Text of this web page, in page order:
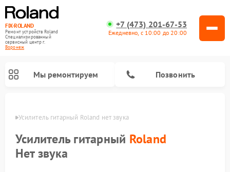
FIX-ROLAND
Ремонт устройств Roland
Специализированный
cервисный центр г.
Воронеж
+7 (473) 201-67-53
Ежедневно, с 10:00 до 20:00
Мы ремонтируем Позвонить
Усилитель гитарный Roland нет звука
Усилитель гитарный Roland
Нет звука